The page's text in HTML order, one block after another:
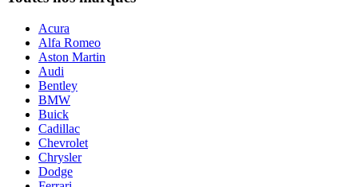
Acura
Alfa Romeo
Aston Martin
Audi
Bentley
BMW
Buick
Cadillac
Chevrolet
Chrysler
Dodge